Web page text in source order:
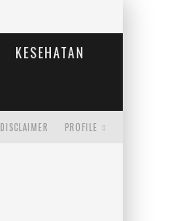
KESEHATAN
PROFILE
DISCLAIMER